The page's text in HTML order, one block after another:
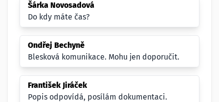
Šárka Novosadová
Do kdy máte čas?
Ondřej Bechyně
Blesková komunikace. Mohu jen doporučit.
František Jiráček
Popis odpovídá, posílám dokumentaci.